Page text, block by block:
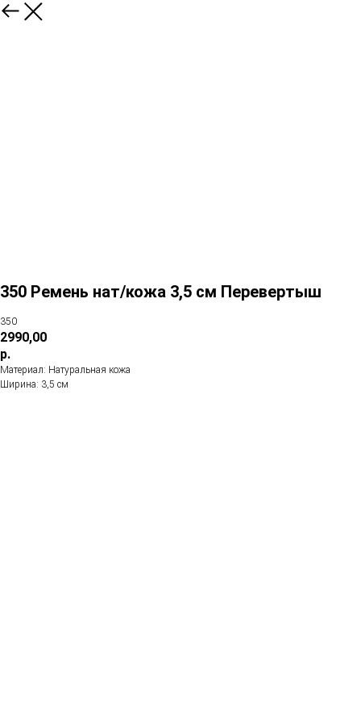
350 Ремень нат/кожа 3,5 см Перевертыш
350
2990,00
р.
Материал: Натуральная кожа
Ширина: 3,5 см